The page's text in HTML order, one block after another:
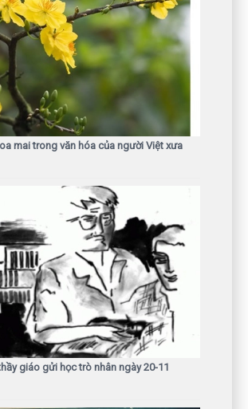
mai trong văn hóa của người Việt xưa
giáo gửi học trò nhân ngày 20-11